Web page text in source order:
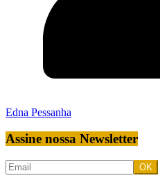
Edna Pessanha
Assine nossa Newsletter